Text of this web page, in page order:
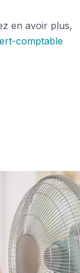
en avoir plus,
comptable